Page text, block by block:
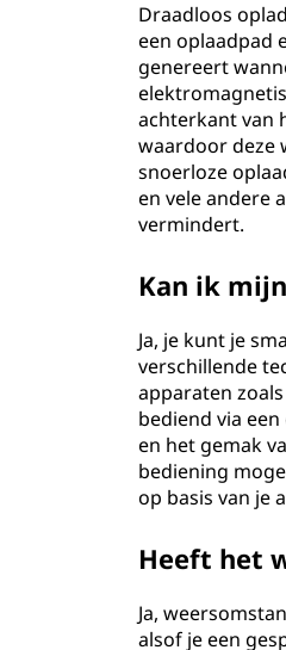
Draadloos
een oplaadpad
genereert
achterkant van
waardoor deze
snoerloze
en vele andere
vermindert.
Kan ik
Ja, je kunt je
verschillende
apparaten
bediend via
en het gemak
bediening
op basis van je
Heeft het
Ja,
alsof je een